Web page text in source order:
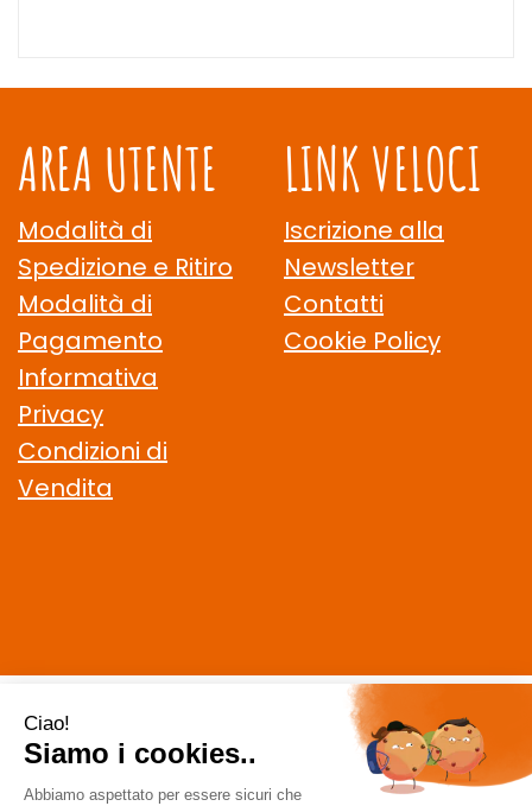
AREA UTENTE
Modalità di
Spedizione e Ritiro
Modalità di
Pagamento
Informativa
Privacy
Condizioni di
Vendita
LINK VELOCI
Iscrizione alla
Newsletter
Contatti
Cookie Policy
CELIACHIAMO.COM SRL
- VIA DELLA MAGLIANA, 183 00146
Roma (RM)
staff @ celiachiamo.com
| Tel.: 065506174| P.Iva: